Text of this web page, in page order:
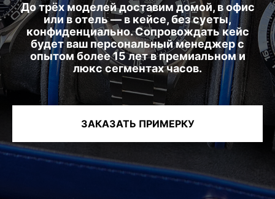
До трёх моделей доставим домой, в офис
или в отель — в кейсе, без суеты,
конфиденциально. Сопровождать кейс
будет ваш персональный менеджер с
опытом более 15 лет в премиальном и
люкс сегментах часов.
ЗАКАЗАТЬ ПРИМЕРКУ